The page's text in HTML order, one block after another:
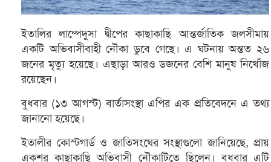
ইতালির লাম্পেদুসা দ্বীপের কাছাকাছি আন্তর্জাতিক জলসীমায়
একটি অভিবাসীবাহী নৌকা ডুবে গেছে। এ ঘটনায় অন্তত ২৬
জনের মৃত্যু হয়েছে। এছাড়া আরও ডজনের বেশি মানুষ নিখোঁজ
রয়েছেন।
বুধবার (১৩ আগস্ট) বার্তাসংস্থা এপির এক প্রতিবেদনে এ তথ্য
জানানো হয়েছে।
ইতালীর কোস্টগার্ড ও জাতিসংঘের সংস্থাগুলো জানিয়েছে, প্রায়
একশর কাছাকাছি অভিবাসী নৌকাটিতে ছিলেন। বুধবার এটি